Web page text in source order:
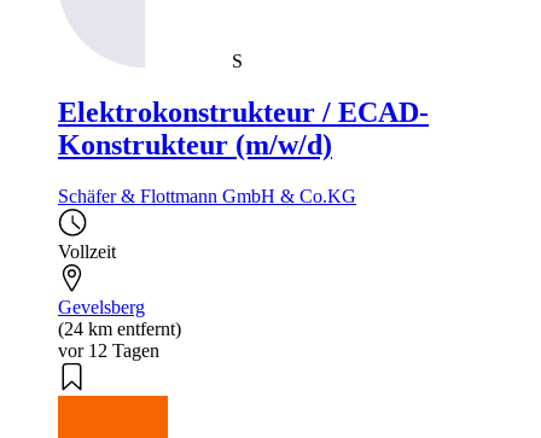
S
Elektrokonstrukteur / ECAD-
Konstrukteur (m/w/d)
Schäfer & Flottmann GmbH & Co.KG
Vollzeit
Gevelsberg
(24 km entfernt)
vor 12 Tagen